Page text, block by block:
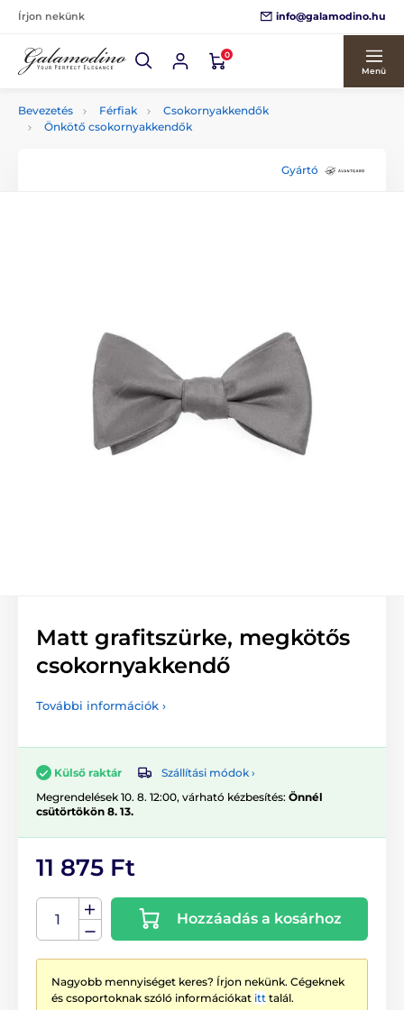
Írjon nekünk info@galamodino.hu
0
Menü
Bevezetés Férfiak
Csokornyakkendők
Önkötő csokornyakkendők
Gyártó
Matt grafitszürke, megkötős
csokornyakkendő
További információk ›
Külső raktár
Szállítási módok ›
Megrendelések 10. 8. 12:00, várható kézbesítés: Önnél
csütörtökön 8. 13.
11 875 Ft
Hozzáadás a kosárhoz
Nagyobb mennyiséget keres? Írjon nekünk. Cégeknek
és csoportoknak szóló információkat itt talál.